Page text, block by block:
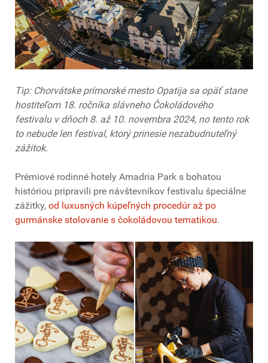
Tip: Chorvátske prímorské mesto Opatija sa opäť stane
hostiteľom 18. ročníka slávneho Čokoládového
festivalu v dňoch 8. až 10. novembra 2024, no tento rok
to nebude len festival, ktorý prinesie nezabudnuteľný
zážitok.
Prémiové rodinné hotely Amadria Park s bohatou
históriou pripravili pre návštevníkov festivalu špeciálne
zážitky, od luxusných kúpeľných procedúr až po
gurmánske stolovanie s čokoládovou tematikou.